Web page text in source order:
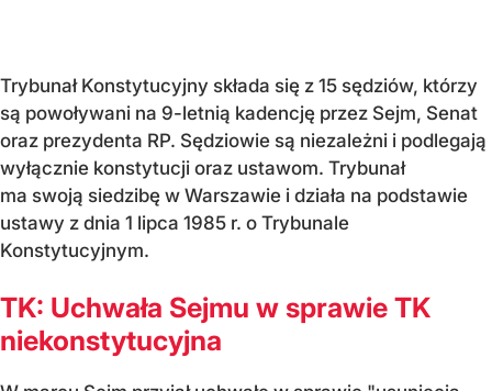
Trybunał Konstytucyjny składa się z 15 sędziów, którzy
są powoływani na 9-letnią kadencję przez Sejm, Senat
oraz prezydenta RP. Sędziowie są niezależni i podlegają
wyłącznie konstytucji oraz ustawom. Trybunał
ma swoją siedzibę w Warszawie i działa na podstawie
ustawy z dnia 1 lipca 1985 r. o Trybunale
Konstytucyjnym.
TK: Uchwała Sejmu w sprawie TK
niekonstytucyjna